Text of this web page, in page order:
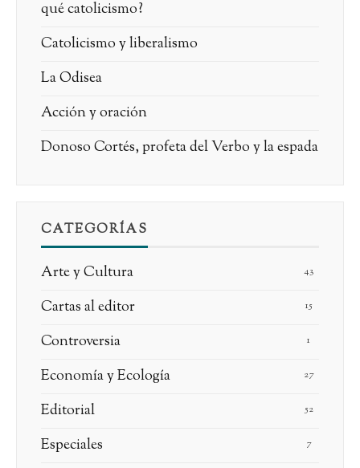
qué catolicismo?
Catolicismo y liberalismo
La Odisea
Acción y oración
Donoso Cortés, profeta del Verbo y la espada
CATEGORÍAS
Arte y Cultura 43
Cartas al editor 15
Controversia 1
Economía y Ecología 27
Editorial 52
Especiales 7